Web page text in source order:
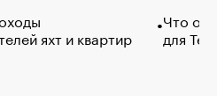
яхт и квартир
Что
для